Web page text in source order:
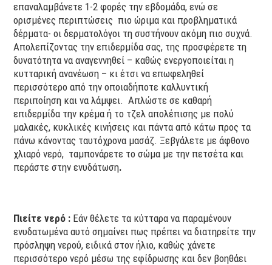
επαναλαμβάνετε 1-2 φορές την εβδομάδα, ενώ σε
ορισμένες περιπτώσεις πιο ώριμα και προβληματικά
δέρματα- οι δερματολόγοι τη συστήνουν ακόμη πιο συχνά.
Απολεπίζοντας την επιδερμίδα σας, της προσφέρετε τη
δυνατότητα να αναγεννηθεί – καθώς ενεργοποιείται η
κυτταρική ανανέωση – κι έτσι να επωφεληθεί
περισσότερο από την οποιαδήποτε καλλυντική
περιποίηση και να λάμψει. Απλώστε σε καθαρή
επιδερμίδα την κρέμα ή το τζελ απολέπισης με πολύ
μαλακές, κυκλικές κινήσεις και πάντα από κάτω προς τα
πάνω κάνοντας ταυτόχρονα μασάζ. Ξεβγάλετε με άφθονο
χλιαρό νερό, ταμπονάρετε το σώμα με την πετσέτα και
περάστε στην ενυδάτωση.
Πιείτε νερό : Εάν θέλετε τα κύτταρα να παραμένουν
ενυδατωμένα αυτό σημαίνει πως πρέπει να διατηρείτε την
πρόσληψη νερού, ειδικά στον ήλιο, καθώς χάνετε
περισσότερο νερό μέσω της εφίδρωσης και δεν βοηθάει